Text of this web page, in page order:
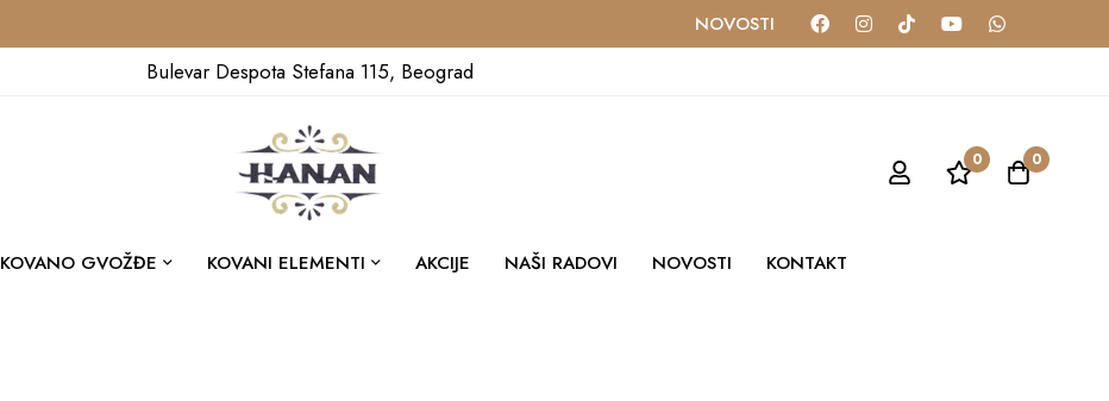
NOVOSTI
Bulevar Despota Stefana 115, Beograd
0 0
KOVANO GVOŽĐE KOVANI ELEMENTI AKCIJE NAŠI RADOVI NOVOSTI KONTAKT